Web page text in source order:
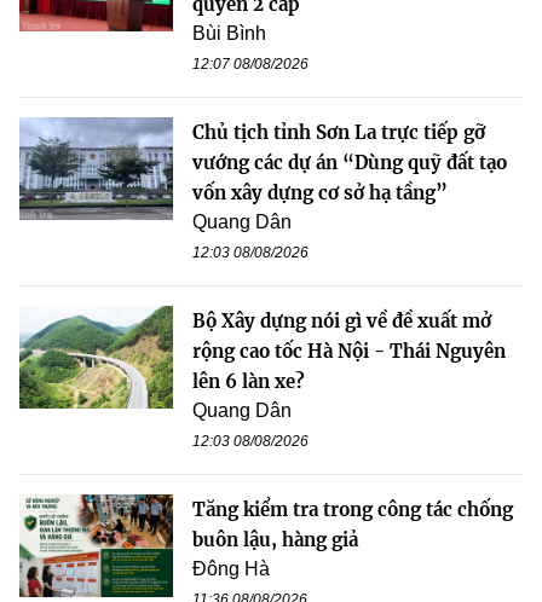
Bùi Bình
12:07 08/08/2026
Chủ tịch tỉnh Sơn La trực tiếp gỡ
vướng các dự án “Dùng quỹ đất tạo
vốn xây dựng cơ sở hạ tầng”
Quang Dân
12:03 08/08/2026
Bộ Xây dựng nói gì về đề xuất mở
rộng cao tốc Hà Nội - Thái Nguyên
lên 6 làn xe?
Quang Dân
12:03 08/08/2026
Tăng kiểm tra trong công tác chống
buôn lậu, hàng giả
Đông Hà